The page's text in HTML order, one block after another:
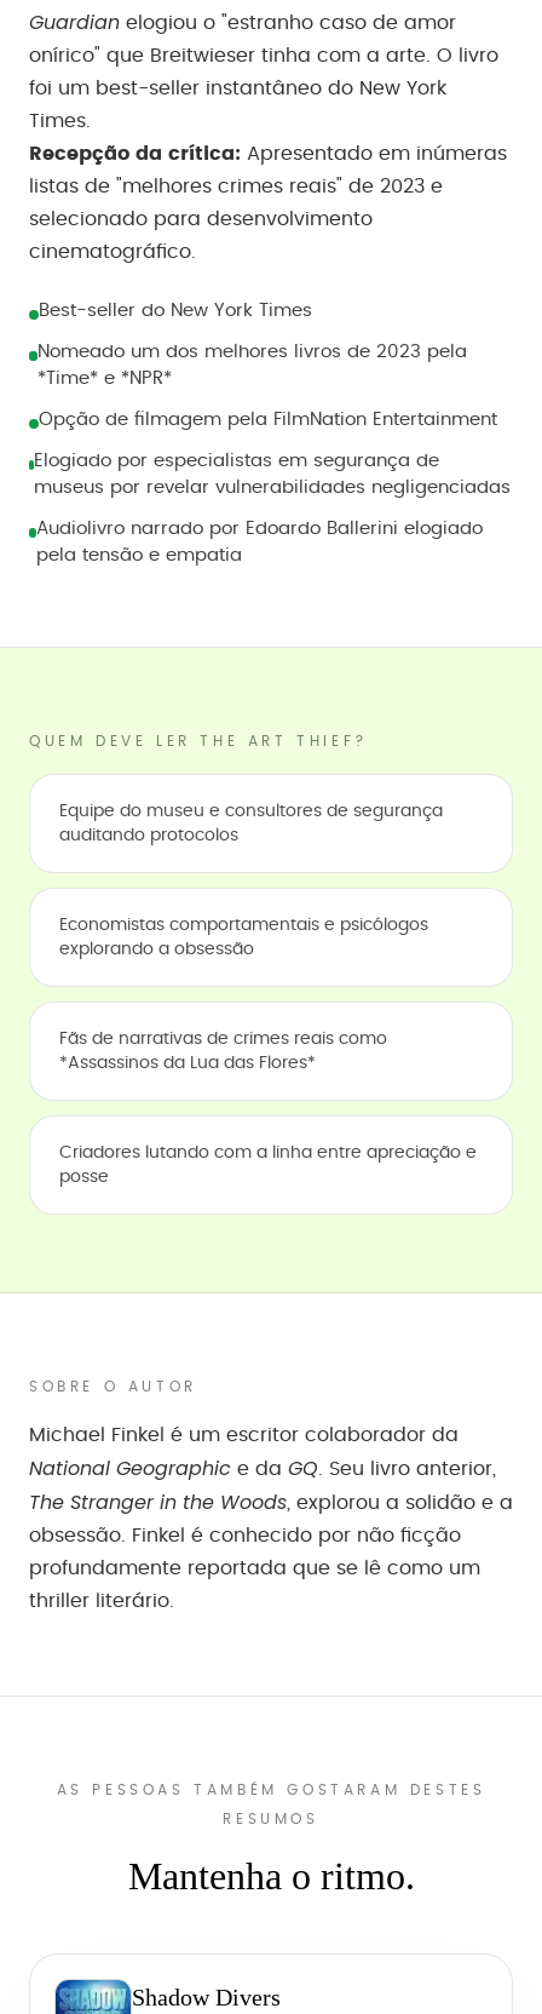
Guardian elogiou o "estranho caso de amor
onírico" que Breitwieser tinha com a arte. O livro
foi um best-seller instantâneo do New York
Times.
Recepção da crítica: Apresentado em inúmeras
listas de "melhores crimes reais" de 2023 e
selecionado para desenvolvimento
cinematográfico.
Best-seller do New York Times
Nomeado um dos melhores livros de 2023 pela
*Time* e *NPR*
Opção de filmagem pela FilmNation Entertainment
Elogiado por especialistas em segurança de
museus por revelar vulnerabilidades negligenciadas
Audiolivro narrado por Edoardo Ballerini elogiado
pela tensão e empatia
QUEM DEVE LER THE ART THIEF?
Equipe do museu e consultores de segurança
auditando protocolos
Economistas comportamentais e psicólogos
explorando a obsessão
Fãs de narrativas de crimes reais como
*Assassinos da Lua das Flores*
Criadores lutando com a linha entre apreciação e
posse
SOBRE O AUTOR
Michael Finkel é um escritor colaborador da
National Geographic e da GQ . Seu livro anterior,
The Stranger in the Woods , explorou a solidão e a
obsessão. Finkel é conhecido por não ficção
profundamente reportada que se lê como um
thriller literário.
AS PESSOAS TAMBÉM GOSTARAM DESTES
RESUMOS
Mantenha o ritmo.
Shadow Divers